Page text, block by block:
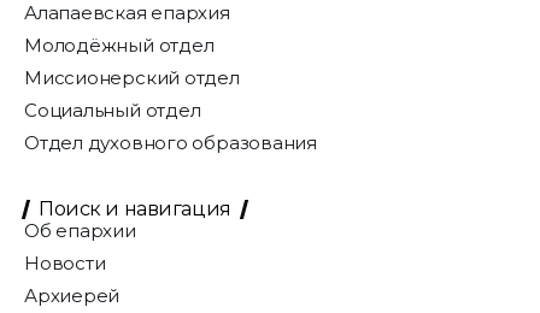
Алапаевская епархия
Молодёжный отдел
Миссионерский отдел
Социальный отдел
Отдел духовного образования
Поиск и навигация
Об епархии
Новости
Архиерей